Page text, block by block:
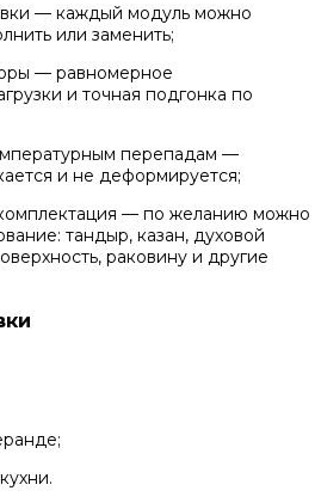
— каждый модуль можно
или заменить;
— равномерное
и точная подгонка по
перепадам —
и не деформируется;
— по желанию можно
тандыр, казан, духовой
раковину и другие